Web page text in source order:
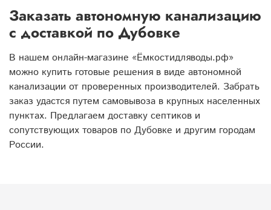
Заказать автономную канализацию
с доставкой по Дубовке
В нашем онлайн-магазине «Ёмкостидляводы.рф»
можно купить готовые решения в виде автономной
канализации от проверенных производителей. Забрать
заказ удастся путем самовывоза в крупных населенных
пунктах. Предлагаем доставку септиков и
сопутствующих товаров по Дубовке и другим городам
России.